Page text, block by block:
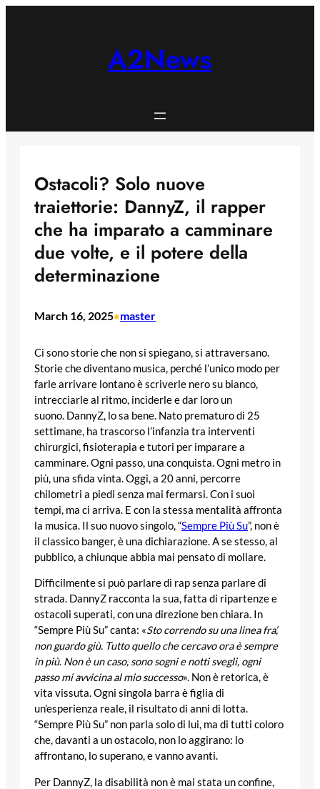
A2News
Ostacoli? Solo nuove
traiettorie: DannyZ, il rapper
che ha imparato a camminare
due volte, e il potere della
determinazione
March 16, 2025•master
Ci sono storie che non si spiegano, si attraversano.
Storie che diventano musica, perché l’unico modo per
farle arrivare lontano è scriverle nero su bianco,
intrecciarle al ritmo, inciderle e dar loro un
suono. DannyZ, lo sa bene. Nato prematuro di 25
settimane, ha trascorso l’infanzia tra interventi
chirurgici, fisioterapia e tutori per imparare a
camminare. Ogni passo, una conquista. Ogni metro in
più, una sfida vinta. Oggi, a 20 anni, percorre
chilometri a piedi senza mai fermarsi. Con i suoi
tempi, ma ci arriva. E con la stessa mentalità affronta
la musica. Il suo nuovo singolo, “Sempre Più Su”, non è
il classico banger, è una dichiarazione. A se stesso, al
pubblico, a chiunque abbia mai pensato di mollare.
Difficilmente si può parlare di rap senza parlare di
strada. DannyZ racconta la sua, fatta di ripartenze e
ostacoli superati, con una direzione ben chiara. In
“Sempre Più Su” canta: «Sto correndo su una linea fra’,
non guardo giù. Tutto quello che cercavo ora è sempre
in più. Non è un caso, sono sogni e notti svegli, ogni
passo mi avvicina al mio successo». Non è retorica, è
vita vissuta. Ogni singola barra è figlia di
un’esperienza reale, il risultato di anni di lotta.
“Sempre Più Su” non parla solo di lui, ma di tutti coloro
che, davanti a un ostacolo, non lo aggirano: lo
affrontano, lo superano, e vanno avanti.
Per DannyZ, la disabilità non è mai stata un confine,